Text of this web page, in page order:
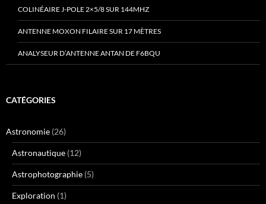
COLINÉAIRE J-POLE 2×5/8 SUR 144MHZ
ANTENNE MOXON FILAIRE SUR 17 MÈTRES
ANALYSEUR D’ANTENNE ANTAN DE F6BQU
CATÉGORIES
Astronomie (26)
Astronautique (12)
Astrophotographie (5)
Exploration (1)